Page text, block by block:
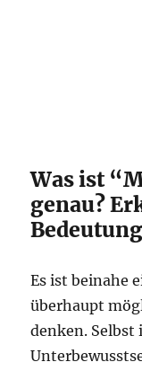
Was ist
genau?
Bedeutung
Es ist beinahe
überhaupt
denken. Selbst